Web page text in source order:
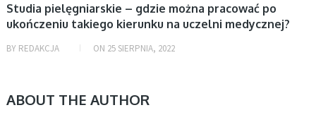
Studia pielęgniarskie – gdzie można pracować po
ukończeniu takiego kierunku na uczelni medycznej?
BY REDAKCJA ON 25 SIERPNIA, 2022
ABOUT THE AUTHOR